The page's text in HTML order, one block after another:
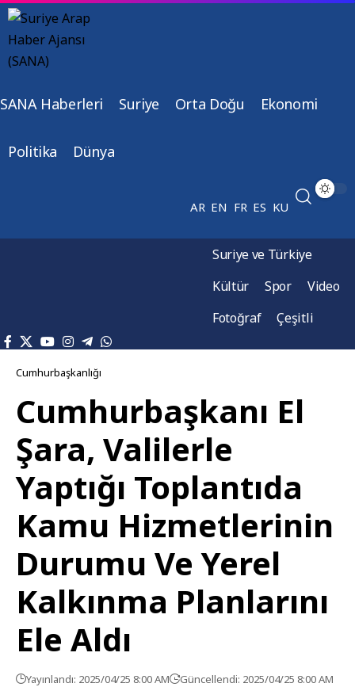
SANA Haberleri Suriye Orta Doğu Ekonomi
Politika Dünya
AR EN FR ES KU
Suriye ve Türkiye
Kültür
Spor
Video
Fotoğraf
Çeşitli
Cumhurbaşkanlığı
Cumhurbaşkanı El
Şara, Valilerle
Yaptığı Toplantıda
Kamu Hizmetlerinin
Durumu Ve Yerel
Kalkınma Planlarını
Ele Aldı
Yayınlandı: 2025/04/25 8:00 AM Güncellendi: 2025/04/25 8:00 AM